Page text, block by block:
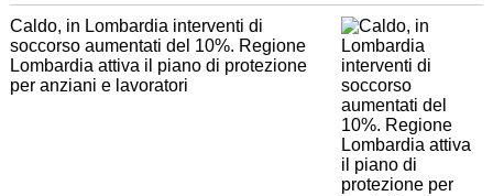
Caldo, in Lombardia interventi di
soccorso aumentati del 10%. Regione
Lombardia attiva il piano di protezione
per anziani e lavoratori